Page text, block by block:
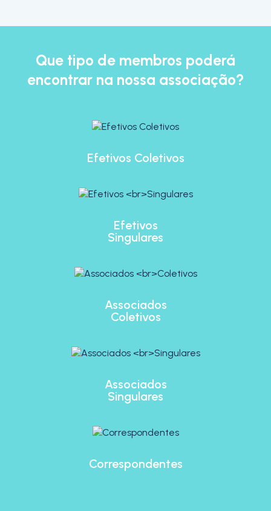
Que tipo de membros poderá
encontrar na nossa associação?
Efetivos Coletivos
Efetivos
Singulares
Associados
Coletivos
Associados
Singulares
Correspondentes